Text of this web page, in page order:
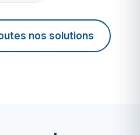
nos solutions